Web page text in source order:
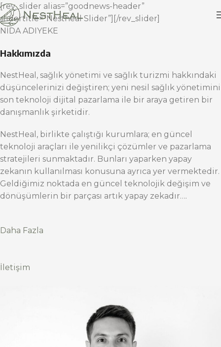
[rev_slider alias=”goodnews-header”
slidertitle=”Nestheal Slider”][/rev_slider]
NİDA ADIYEKE
Hakkımızda
NestHeal, sağlık yönetimi ve sağlık turizmi hakkındaki
düşüncelerinizi değiştiren; yeni nesil sağlık yönetimini
son teknoloji dijital pazarlama ile bir araya getiren bir
danışmanlık şirketidir.
NestHeal, birlikte çalıştığı kurumlara; en güncel
teknoloji araçları ile yenilikçi çözümler ve pazarlama
stratejileri sunmaktadır. Bunları yaparken yapay
zekanın kullanılması konusuna ayrıca yer vermektedir.
Geldiğimiz noktada en güncel teknolojik değişim ve
dönüşümlerin bir parçası artık yapay zekadır….
Daha Fazla
İletişim